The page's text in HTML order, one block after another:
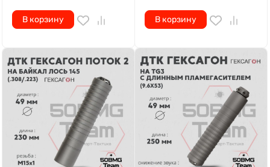
В корзину В корзину